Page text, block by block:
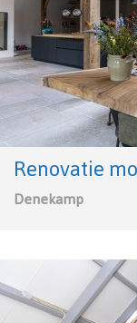
Renovatie
Denekamp